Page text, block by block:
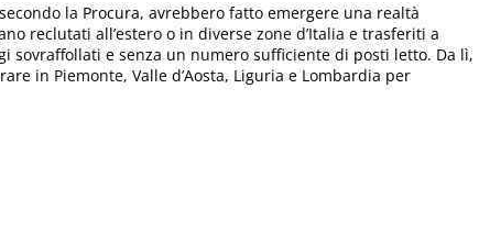
la Procura, avrebbero fatto emergere una realtà
reclutati all’estero o in diverse zone d’Italia e trasferiti a
sovraffollati e senza un numero sufficiente di posti letto. Da lì,
in Piemonte, Valle d’Aosta, Liguria e Lombardia per